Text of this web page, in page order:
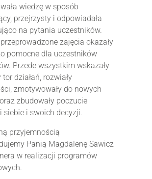
wiedzę w sposób
przejrzysty i odpowiadała
na pytania uczestników.
zajęcia okazały
pomocne dla uczestników
Przede wszystkim wskazały
tor działań, rozwiały
zmotywowały do nowych
zbudowały poczucie
siebie i swoich decyzji.
przyjemnością
Panią Magdalenę Sawicz
w realizacji programów